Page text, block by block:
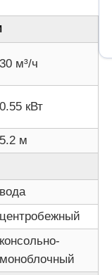
30 м³/ч
0.55 кВт
5.2 м
вода
центробежный
консольно-
моноблочный